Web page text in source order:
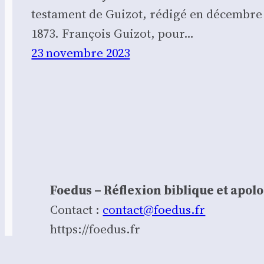
tes­ta­ment de Gui­zot, rédi­gé en décembre
1873. Fran­çois Gui­zot, pour…
23 novembre 2023
Foedus – Réflexion biblique et
Contact : contact@foedus.fr
https://foedus.fr⁠